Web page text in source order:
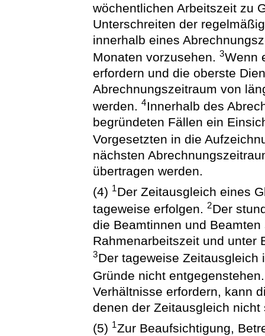
wöchentlichen Arbeitszeit zu
Unterschreiten der
innerhalb eines
Monaten vorzusehen.3Wenn
erfordern und die oberste
Abrechnungszeitraum von
werden.4Innerhalb des
begründeten Fällen ein
Vorgesetzten in die
nächsten
übertragen werden.
(4) 1Der Zeitausgleich eines
tageweise erfolgen.2Der
die Beamtinnen und
Rahmenarbeitszeit und unter
3Der tageweise
Gründe nicht
Verhältnisse erfordern, kann
denen der Zeitausgleich
(5) 1Zur Beaufsichtigung,